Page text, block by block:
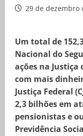
29 de dezembro
Um total de
Nacional do
ações na
com mais
Justiça Federal
2,3 bilhões em
pensionistas e
Previdência